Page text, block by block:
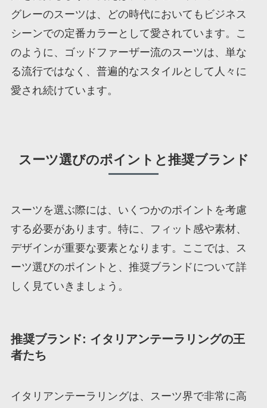
グレーのスーツは、どの時代においてもビジネス
シーンでの定番カラーとして愛されています。こ
のように、ゴッドファーザー流のスーツは、単な
る流行ではなく、普遍的なスタイルとして人々に
愛され続けています。
スーツ選びのポイントと推奨ブランド
スーツを選ぶ際には、いくつかのポイントを考慮
する必要があります。特に、フィット感や素材、
デザインが重要な要素となります。ここでは、ス
ーツ選びのポイントと、推奨ブランドについて詳
しく見ていきましょう。
推奨ブランド: イタリアンテーラリングの王
者たち
イタリアンテーラリングは、スーツ界で非常に高